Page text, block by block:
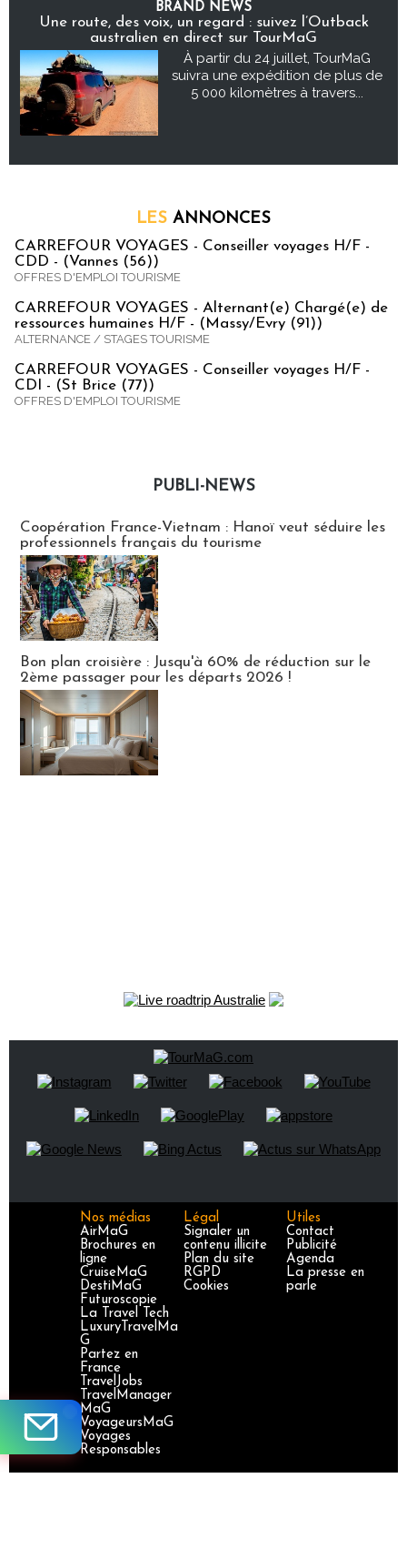
BRAND NEWS
Une route, des voix, un regard : suivez l’Outback
australien en direct sur TourMaG
À partir du 24 juillet, TourMaG
suivra une expédition de plus de
5 000 kilomètres à travers...
LES ANNONCES
CARREFOUR VOYAGES - Conseiller voyages H/F -
CDD - (Vannes (56))
OFFRES D'EMPLOI TOURISME
CARREFOUR VOYAGES - Alternant(e) Chargé(e) de
ressources humaines H/F - (Massy/Evry (91))
ALTERNANCE / STAGES TOURISME
CARREFOUR VOYAGES - Conseiller voyages H/F -
CDI - (St Brice (77))
OFFRES D'EMPLOI TOURISME
PUBLI-NEWS
Coopération France-Vietnam : Hanoï veut séduire les
professionnels français du tourisme
Bon plan croisière : Jusqu'à 60% de réduction sur le
2ème passager pour les départs 2026 !
Nos médias
AirMaG
Brochures en
ligne
CruiseMaG
DestiMaG
Futuroscopie
La Travel Tech
LuxuryTravelMa
G
Partez en
France
TravelJobs
TravelManager
MaG
VoyageursMaG
Voyages
Responsables
Légal
Signaler un
contenu illicite
Plan du site
RGPD
Cookies
Utiles
Contact
Publicité
Agenda
La presse en
parle